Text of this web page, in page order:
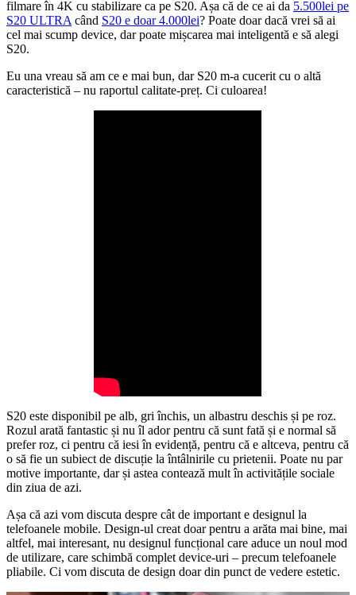
filmare în 4K cu stabilizare ca pe S20. Așa că de ce ai da 5.500lei pe
S20 ULTRA când S20 e doar 4.000lei? Poate doar dacă vrei să ai
cel mai scump device, dar poate mișcarea mai inteligentă e să alegi
S20.
Eu una vreau să am ce e mai bun, dar S20 m-a cucerit cu o altă
caracteristică – nu raportul calitate-preț. Ci culoarea!
S20 este disponibil pe alb, gri închis, un albastru deschis și pe roz.
Rozul arată fantastic și nu îl ador pentru că sunt fată și e normal să
prefer roz, ci pentru că iesi în evidență, pentru că e altceva, pentru că
o să fie un subiect de discuție la întâlnirile cu prietenii. Poate nu par
motive importante, dar și astea contează mult în activitățile sociale
din ziua de azi.
Așa că azi vom discuta despre cât de important e designul la
telefoanele mobile. Design-ul creat doar pentru a arăta mai bine, mai
altfel, mai interesant, nu designul funcțional care aduce un noul mod
de utilizare, care schimbă complet device-uri – precum telefoanele
pliabile. Ci vom discuta de design doar din punct de vedere estetic.